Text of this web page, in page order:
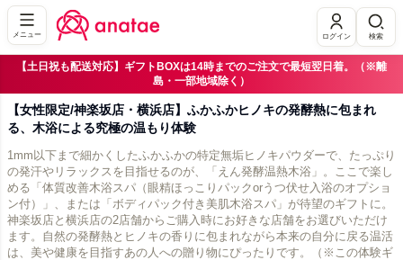
メニュー ログイン 検索
【土日祝も配送対応】ギフトBOXは14時までのご注文で最短翌日着。（※離
島・一部地域除く）
【女性限定/神楽坂店・横浜店】ふかふかヒノキの発酵熱に包まれ
る、木浴による究極の温もり体験
1mm以下まで細かくしたふかふかの特定無垢ヒノキパウダーで、たっぷり
の発汗やリラックスを目指せるのが、「えん発酵温熱木浴」。ここで楽し
める「体質改善木浴スパ（眼精ほっこりパックorうつ伏せ入浴のオプショ
ン付）」、または「ボディパック付き美肌木浴スパ」が待望のギフトに。
神楽坂店と横浜店の2店舗からご購入時にお好きな店舗をお選びいただけ
ます。自然の発酵熱とヒノキの香りに包まれながら本来の自分に戻る温活
は、美や健康を目指すあの人への贈り物にぴったりです。（※この体験ギ